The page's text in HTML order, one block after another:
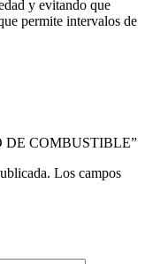
y evitando que
permite intervalos de
DE COMBUSTIBLE”
Los campos